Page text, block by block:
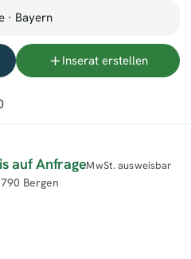
· Bayern
Inserat erstellen
auf AnfrageMwSt. ausweisbar
Bergen